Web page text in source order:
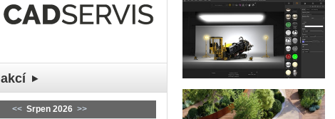
akcí
<< Srpen 2026 >>